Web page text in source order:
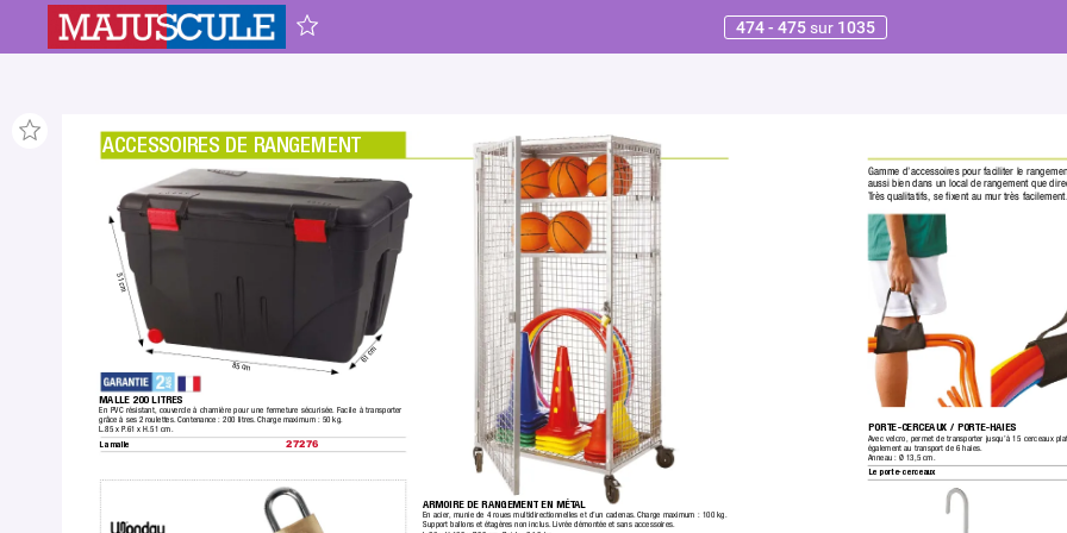
474 - 475 sur 1035
51 cm
61 cm
85 cm
ACCESSOIRES DE RANGEMENT
ARMOIRE DE RANGEMENT EN MÉTAL
En acier, munie de 4 roues multidirectionnelles et d’un cadenas. Charge maximum : 100 kg.
Support ballons et étagères non inclus. Livrée démontée et sans accessoires.
MALLE 200 LITRES
En PVC résistant, couvercle à charnière pour une fermeture sécurisée. Facile à transporter
grâce à ses 2 roulettes. Contenance : 200 litres. Charge maximum : 50 kg.
L.85 x P.61 x H.51 cm.
La malle 27276
Gamme d’accessoires pour faciliter le
aussi bien dans un local de rangement que
Très qualitatifs, se ﬁxent au mur très facilement.
PORTE-CERCEAUX / PORTE-HAIES
Avec velcro, permet de transporter jusqu’à 15 cerceaux
également au transport de 6 haies.
Anneau : Ø 13,5 cm.
Le porte-cerceaux